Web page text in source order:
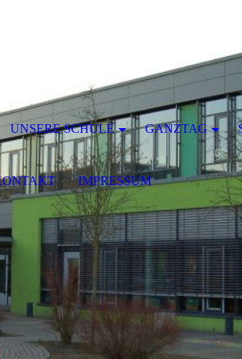
UNSERE SCHULE GANZTAG
IMPRESSUM